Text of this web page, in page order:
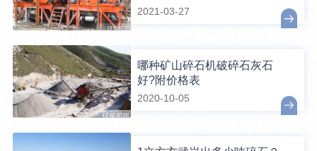
备?
2021-03-27
哪种矿山碎石机破碎石灰石
好?附价格表
2020-10-05